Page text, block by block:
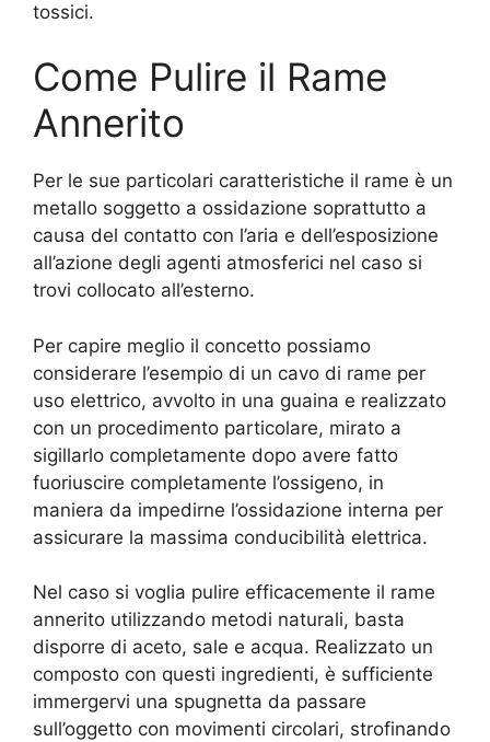
tossici.
Come Pulire il Rame
Annerito
Per le sue particolari caratteristiche il rame è un
metallo soggetto a ossidazione soprattutto a
causa del contatto con l’aria e dell’esposizione
all’azione degli agenti atmosferici nel caso si
trovi collocato all’esterno.
Per capire meglio il concetto possiamo
considerare l’esempio di un cavo di rame per
uso elettrico, avvolto in una guaina e realizzato
con un procedimento particolare, mirato a
sigillarlo completamente dopo avere fatto
fuoriuscire completamente l’ossigeno, in
maniera da impedirne l’ossidazione interna per
assicurare la massima conducibilità elettrica.
Nel caso si voglia pulire efficacemente il rame
annerito utilizzando metodi naturali, basta
disporre di aceto, sale e acqua. Realizzato un
composto con questi ingredienti, è sufficiente
immergervi una spugnetta da passare
sull’oggetto con movimenti circolari, strofinando